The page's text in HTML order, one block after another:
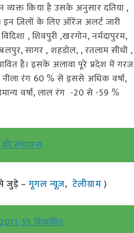
व्यक्त किया है उसके अनुसार दतिया ,
इन ज़िलों के लिए ऑरेंज अलर्ट जारी
, शिवपुरी ,खरगोन, नर्मदापुरम,
सागर , शहडोल, , रतलाम सीधी ,
है। इसके अलावा पूरे प्रदेश में गरज
रंग 60 % से इससे अधिक वर्षा,
वर्षा, लाल रंग -20 से -59 %
की संभावना
जुड़े –गूगल न्यूज़,टेलीग्राम)
35 विकसित